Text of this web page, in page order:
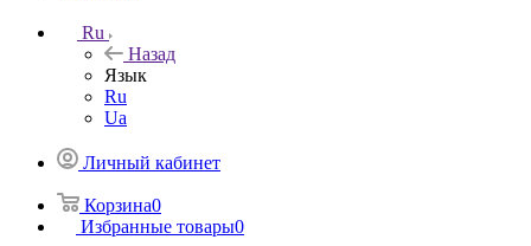
Ru
Назад
Язык
Ru
Ua
Личный кабинет
Корзина0
Избранные товары0